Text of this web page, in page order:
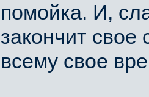
помойка. И,
закончит свое
всему свое